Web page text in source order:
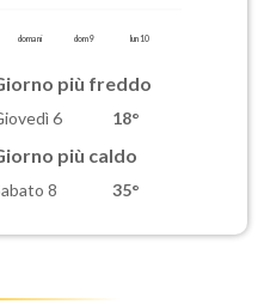
domani dom 9 lun 10
più freddo
6 18°
più caldo
8 35°